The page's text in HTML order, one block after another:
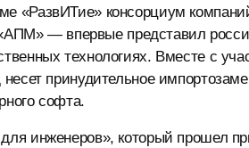
«РазвИТие» консорциум
— впервые представил
технологиях. Вместе с
несет принудительное
софта.
инженеров», который прошел